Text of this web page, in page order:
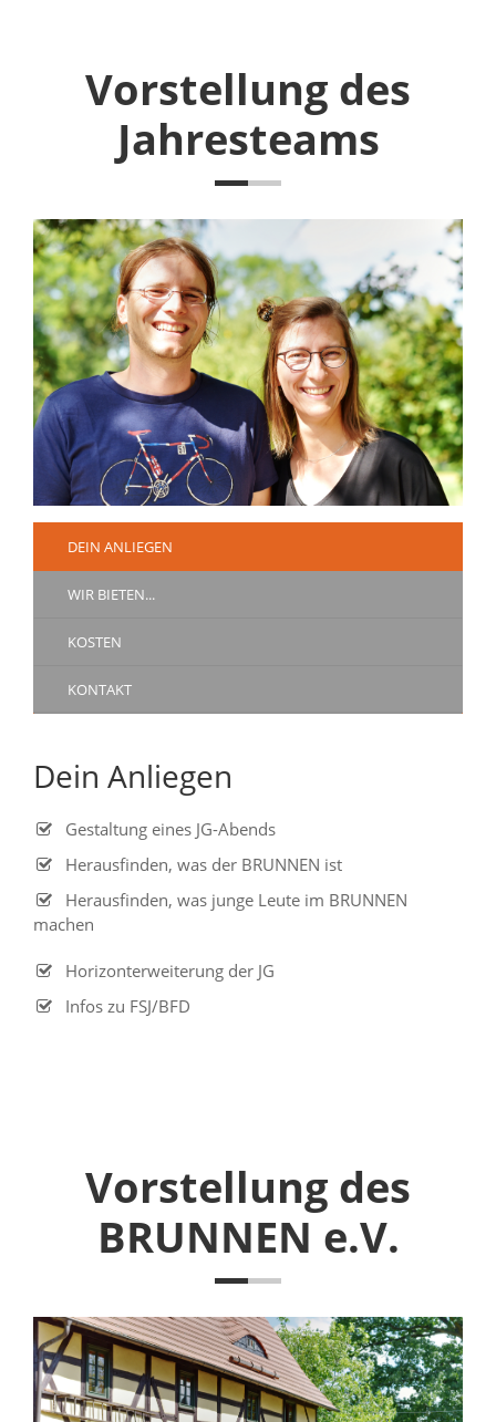
Vorstellung des
Jahresteams
DEIN ANLIEGEN
WIR BIETEN...
KOSTEN
KONTAKT
Dein Anliegen
Gestaltung eines JG-Abends
Herausfinden, was der BRUNNEN ist
Herausfinden, was junge Leute im BRUNNEN
machen
Horizonterweiterung der JG
Infos zu FSJ/BFD
Vorstellung des
BRUNNEN e.V.